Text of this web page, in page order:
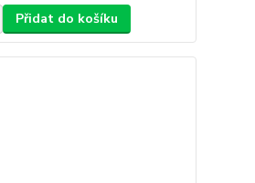
Přidat do košíku